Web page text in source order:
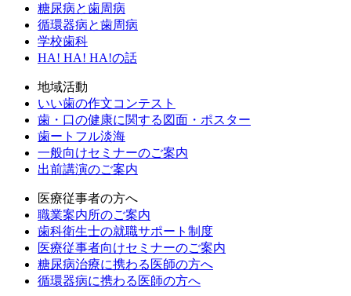
糖尿病と歯周病
循環器病と歯周病
学校歯科
HA! HA! HA!の話
地域活動
いい歯の作文コンテスト
歯・口の健康に関する図面・ポスター
歯ートフル淡海
一般向けセミナーのご案内
出前講演のご案内
医療従事者の方へ
職業案内所のご案内
歯科衛生士の就職サポート制度
医療従事者向けセミナーのご案内
糖尿病治療に携わる医師の方へ
循環器病に携わる医師の方へ